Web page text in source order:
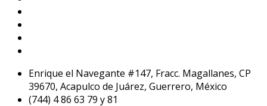
Enrique el Navegante #147, Fracc. Magallanes, CP
39670, Acapulco de Juárez, Guerrero, México
(744) 4 86 63 79 y 81